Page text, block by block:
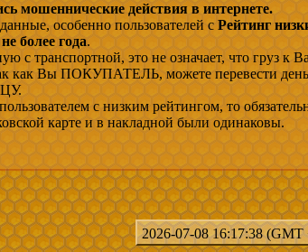
мошеннические действия в интернете.
особенно пользователей с Рейтинг
не более года.
с транспортной, это не означает, что груз к
как Вы ПОКУПАТЕЛЬ, можете перевести
с низким рейтингом, то
карте и в накладной были одинаковы.
2026-07-08 16:17:38 (GMT